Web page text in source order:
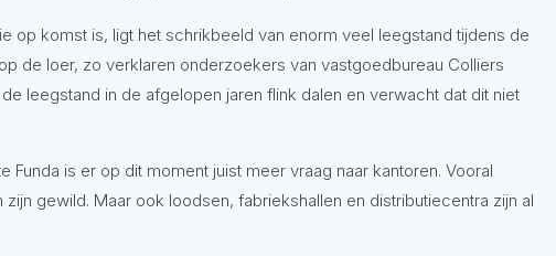
op komst is, ligt het schrikbeeld van enorm veel leegstand tijdens de
de loer, zo verklaren onderzoekers van vastgoedbureau Colliers
leegstand in de afgelopen jaren flink dalen en verwacht dat dit niet
Funda is er op dit moment juist meer vraag naar kantoren. Vooral
gewild. Maar ook loodsen, fabriekshallen en distributiecentra zijn al